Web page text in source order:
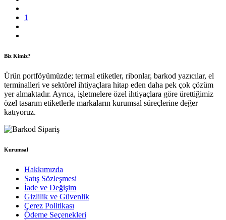
1
Biz Kimiz?
Ürün portföyümüzde; termal etiketler, ribonlar, barkod yazıcılar, el
terminalleri ve sektörel ihtiyaçlara hitap eden daha pek çok çözüm
yer almaktadır. Ayrıca, işletmelere özel ihtiyaçlara göre ürettiğimiz
özel tasarım etiketlerle markaların kurumsal süreçlerine değer
katıyoruz.
Kurumsal
Hakkımızda
Satış Sözleşmesi
İade ve Değişim
Gizlilik ve Güvenlik
Çerez Politikası
Ödeme Seçenekleri